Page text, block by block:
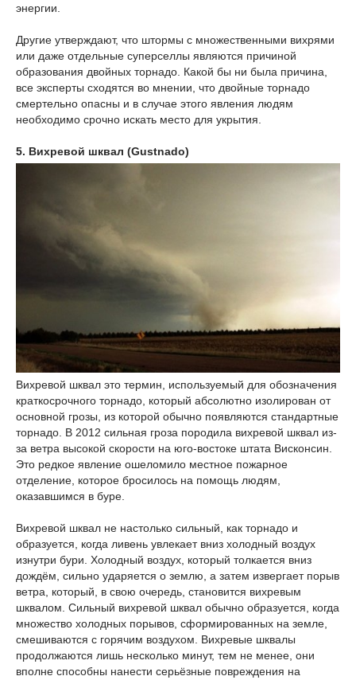
энергии.
Другие утверждают, что штормы с множественными вихрями
или даже отдельные суперселлы являются причиной
образования двойных торнадо. Какой бы ни была причина,
все эксперты сходятся во мнении, что двойные торнадо
смертельно опасны и в случае этого явления людям
необходимо срочно искать место для укрытия.
5. Вихревой шквал (Gustnado)
Вихревой шквал это термин, используемый для обозначения
краткосрочного торнадо, который абсолютно изолирован от
основной грозы, из которой обычно появляются стандартные
торнадо. В 2012 сильная гроза породила вихревой шквал из-
за ветра высокой скорости на юго-востоке штата Висконсин.
Это редкое явление ошеломило местное пожарное
отделение, которое бросилось на помощь людям,
оказавшимся в буре.
Вихревой шквал не настолько сильный, как торнадо и
образуется, когда ливень увлекает вниз холодный воздух
изнутри бури. Холодный воздух, который толкается вниз
дождём, сильно ударяется о землю, а затем извергает порыв
ветра, который, в свою очередь, становится вихревым
шквалом. Сильный вихревой шквал обычно образуется, когда
множество холодных порывов, сформированных на земле,
смешиваются с горячим воздухом. Вихревые шквалы
продолжаются лишь несколько минут, тем не менее, они
вполне способны нанести серьёзные повреждения на